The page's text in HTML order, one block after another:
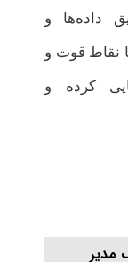
داده‌ها و
نقاط قوت و
کرده و
مدیر